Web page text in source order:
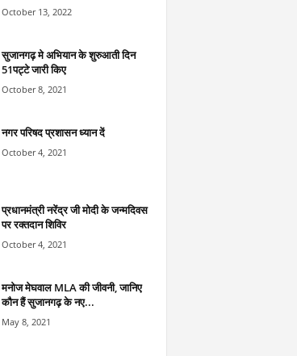
October 13, 2022
सुजानगढ़ मे अभियान के शुरुआती दिन
51पट्टे जारी किए
October 8, 2021
नगर परिषद प्रशासन ध्यान दें
October 4, 2021
प्रधानमंत्री नरेंद्र जी मोदी के जन्मदिवस
पर रक्तदान शिविर
October 4, 2021
मनोज मेघवाल MLA की जीवनी, जानिए
कौन हैं सुजानगढ़ के नए...
May 8, 2021